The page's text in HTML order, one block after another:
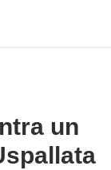
un